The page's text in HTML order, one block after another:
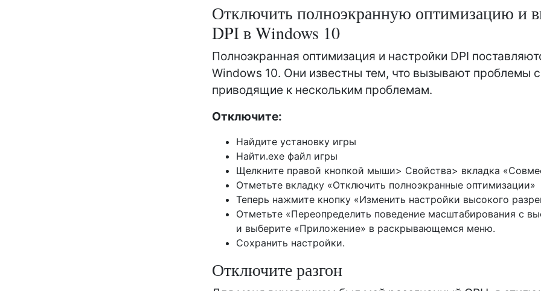
Отключить полноэкранную оптимизацию и
DPI в Windows 10
Полноэкранная оптимизация и настройки DPI
Windows 10. Они известны тем, что вызывают проблемы
приводящие к нескольким проблемам.
Отключите:
Найдите установку игры
Найти.exe файл игры
Щелкните правой кнопкой мыши> Свойства> вкладка
Отметьте вкладку «Отключить полноэкранные оптимизации»
Теперь нажмите кнопку «Изменить настройки высокого
Отметьте «Переопределить поведение масштабирования с
и выберите «Приложение» в раскрывающемся меню.
Сохранить настройки.
Отключите разгон